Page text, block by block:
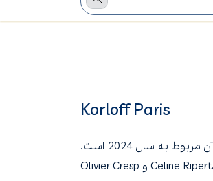
Korloff Paris
خانواده عطر Korloff Paris دارای 42 عطر است. اولین نسخه در سال 1996 ایجاد شد و جدیدترین آن مربوط به سال 2024 است.
عطرهای Korloff Paris با همکاری عطرسازان Celine Ripert، Daniel Paillasseur، Julien Rasquinet، Coralie Spicher و Olivier Cresp